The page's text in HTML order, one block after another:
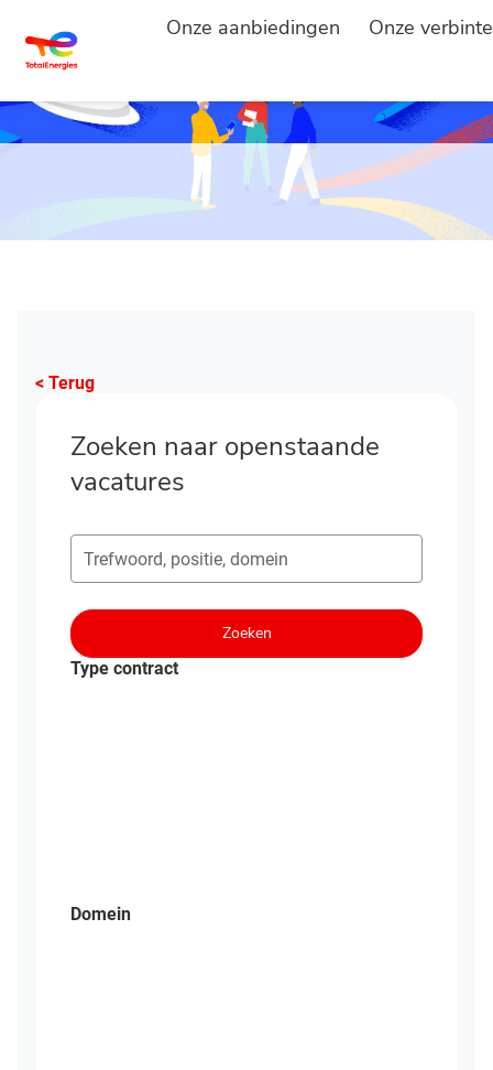
Onze aanbiedingen Onze
< Terug
Zoeken naar openstaande
vacatures
Zoeken naar open posities
Zoeken
Type contract
Domein